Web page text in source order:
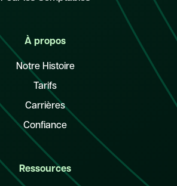
À propos
Notre Histoire
Tarifs
Carrières
Confiance
Ressources